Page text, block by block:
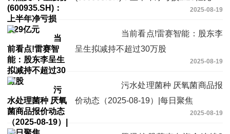
2025-08-19
当前看点!雷赛智能：股东李
呈生拟减持不超过30万股
2025-08-19
污水处理菌种 厌氧菌商品报
价动态（2025-08-19）|每日聚焦
2025-08-19